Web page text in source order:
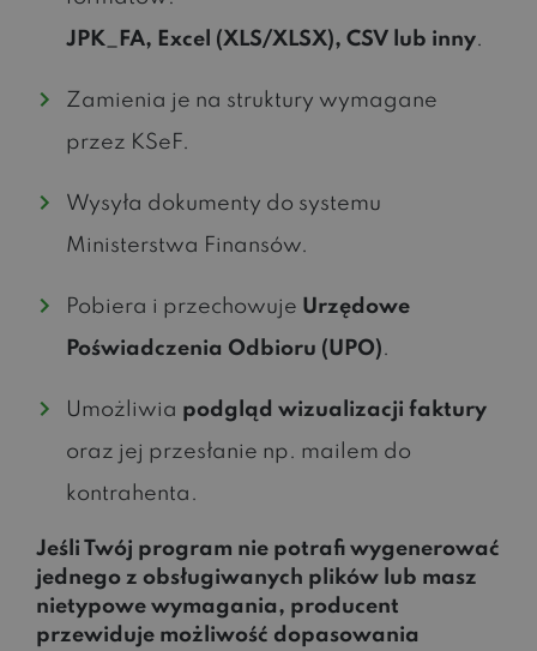
JPK_FA, Excel (XLS/XLSX), CSV lub inny.
Zamienia je na struktury wymagane
przez KSeF.
Wysyła dokumenty do systemu
Ministerstwa Finansów.
Pobiera i przechowuje Urzędowe
Poświadczenia Odbioru (UPO).
Umożliwia podgląd wizualizacji faktury
oraz jej przesłanie np. mailem do
kontrahenta.
Jeśli Twój program nie potrafi wygenerować
jednego z obsługiwanych plików lub masz
nietypowe wymagania, producent
przewiduje możliwość dopasowania